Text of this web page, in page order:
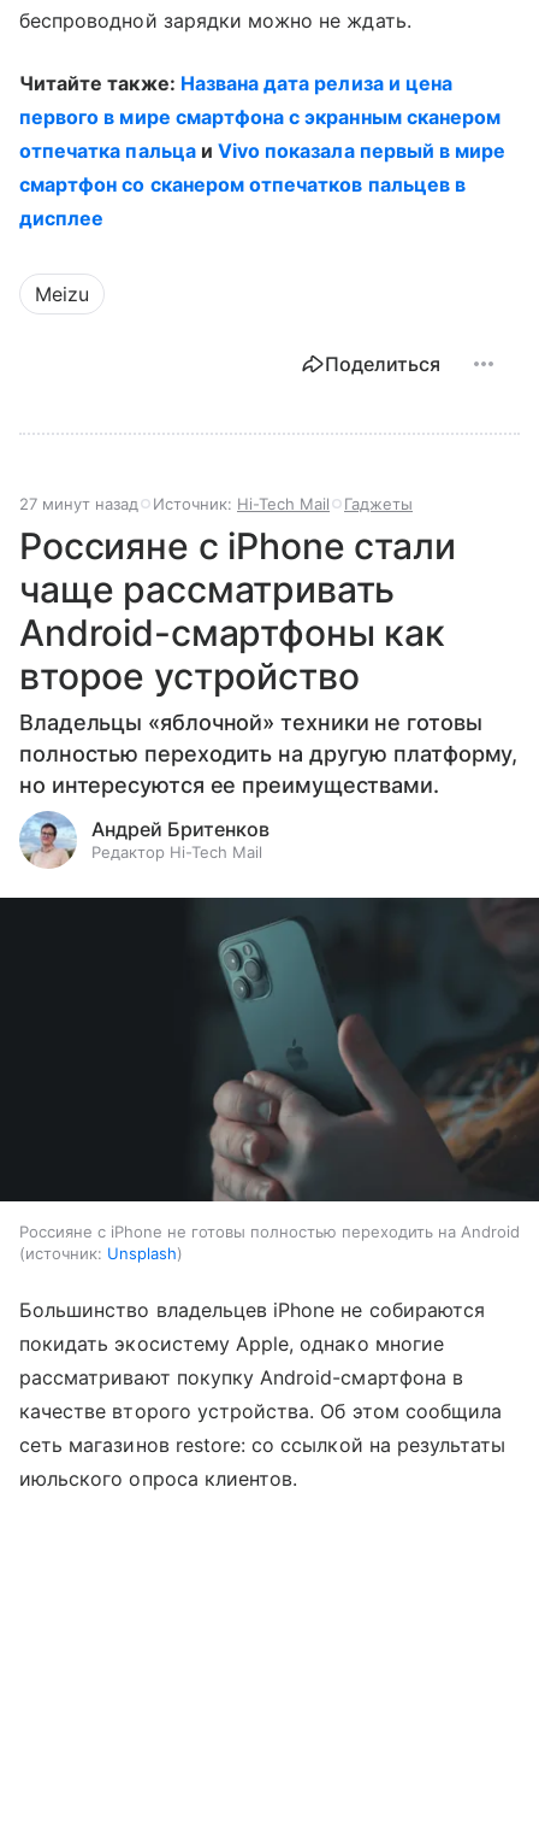
беспроводной зарядки можно не ждать.
Читайте также: Названа дата релиза и цена
первого в мире смартфона с экранным сканером
отпечатка пальцаи Vivo показала первый в мире
смартфон со сканером отпечатков пальцев в
дисплее
Meizu
Поделиться
27 минут назад Источник: Hi-Tech Mail Гаджеты
Россияне с iPhone стали
чаще рассматривать
Android-смартфоны как
второе устройство
Владельцы «яблочной» техники не готовы
полностью переходить на другую платформу,
но интересуются ее преимуществами.
Андрей Бритенков
Редактор Hi-Tech Mail
Россияне с iPhone не готовы полностью переходить на Android
источник: Unsplash
Большинство владельцев iPhone не собираются
покидать экосистему Apple, однако многие
рассматривают покупку Android-смартфона в
качестве второго устройства. Об этом сообщила
сеть магазинов restore: со ссылкой на результаты
июльского опроса клиентов.